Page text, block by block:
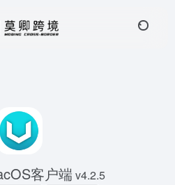
客户端 v4.2.5